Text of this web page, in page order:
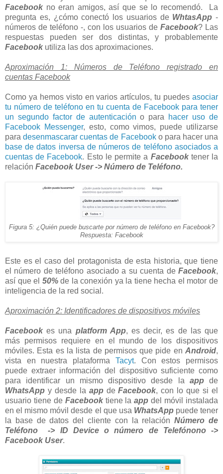
Facebook no eran amigos, así que se lo recomendó. La
pregunta es, ¿cómo conectó los usuarios de WhtasApp -
números de teléfono -, con los usuarios de Facebook? Las
respuestas pueden ser dos distintas, y probablemente
Facebook utiliza las dos aproximaciones.
Aproximación 1: Números de Teléfono registrado en
cuentas Facebook
Como ya hemos visto en varios artículos, tu puedes asociar
tu número de teléfono en tu cuenta de Facebook para tener
un segundo factor de autenticación o para
hacer uso de
Facebook Messenger, esto, como vimos, puede utilizarse
paradesenmascarar cuentas de Facebooko para hacer una
base de datos inversa de números de teléfono asociados a
cuentas de Facebook. Esto le permite a Facebooktener la
relación Facebook User -> Número de Teléfono.
Figura 5: ¿Quién puede buscarte por número de teléfono en Facebook?
Respuesta: Facebook
Este es el caso del protagonista de esta historia, que tiene
el número de teléfono asociado a su cuenta de Facebook,
así que el 50%de la conexión ya la tiene hecha el motor de
inteligencia de la red social.
Aproximación 2: Identificadores de dispositivos móviles
Facebook es una platform App, es decir, es de las que
más permisos requiere en el mundo de los dispositivos
móviles. Esta es la lista de permisos que pide en Android,
vista en nuestra plataforma Tacyt. Con estos permisos
puede extraer información del dispositivo suficiente como
para identificar un mismo dispositivo desde la appde
WhatsApp y desde la appdeFacebook, con lo que si el
usuario tiene de Facebooktiene laapp del móvil instalada
en el mismo móvil desde el que usa WhatsApppuede tener
la base de datos del cliente con la relaciónNúmero de
Teléfono -> ID Device o número de Telefónono ->
Facebook User.